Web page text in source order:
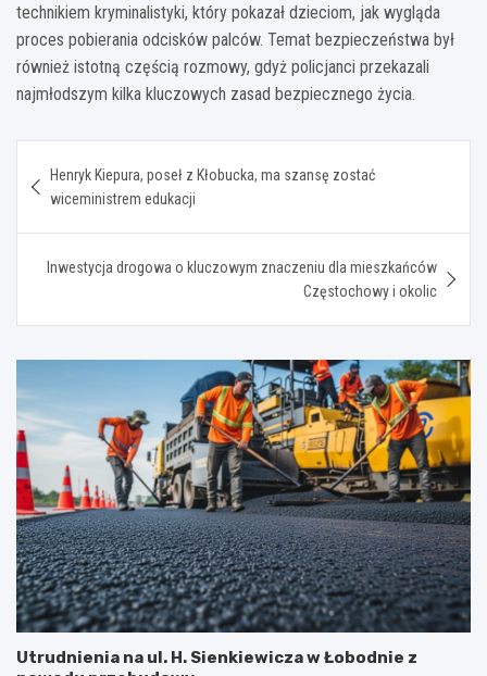
technikiem kryminalistyki, który pokazał dzieciom, jak wygląda
proces pobierania odcisków palców. Temat bezpieczeństwa był
również istotną częścią rozmowy, gdyż policjanci przekazali
najmłodszym kilka kluczowych zasad bezpiecznego życia.
wpisu
Henryk Kiepura, poseł z Kłobucka, ma szansę zostać
wiceministrem edukacji
Inwestycja drogowa o kluczowym znaczeniu dla mieszkańców
Częstochowy i okolic
Utrudnienia na ul. H. Sienkiewicza w Łobodnie z